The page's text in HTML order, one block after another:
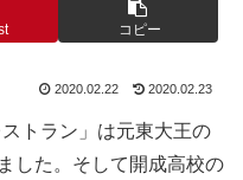
コピー
2020.02.22 2020.02.23
トラン」は元東大王の
した。そして開成高校の